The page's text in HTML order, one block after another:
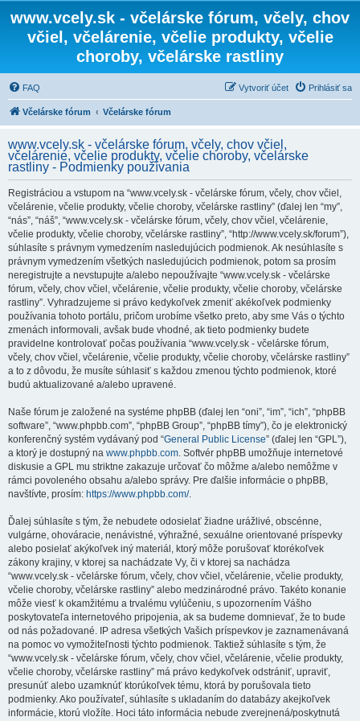
www.vcely.sk - včelárske fórum, včely, chov
včiel, včelárenie, včelie produkty, včelie
choroby, včelárske rastliny
FAQ Prihlásiť sa
Vytvoriť účet
Včelárske fórum Včelárske fórum
www.vcely.sk - včelárske fórum, včely, chov včiel,
včelárenie, včelie produkty, včelie choroby, včelárske
rastliny - Podmienky používania
Registráciou a vstupom na “www.vcely.sk - včelárske fórum, včely, chov včiel,
včelárenie, včelie produkty, včelie choroby, včelárske rastliny” (ďalej len “my”,
“nás”, “náš”, “www.vcely.sk - včelárske fórum, včely, chov včiel, včelárenie,
včelie produkty, včelie choroby, včelárske rastliny”, “http://www.vcely.sk/forum”),
súhlasíte s právnym vymedzením nasledujúcich podmienok. Ak nesúhlasíte s
právnym vymedzením všetkých nasledujúcich podmienok, potom sa prosím
neregistrujte a nevstupujte a/alebo nepoužívajte “www.vcely.sk - včelárske
fórum, včely, chov včiel, včelárenie, včelie produkty, včelie choroby, včelárske
rastliny”. Vyhradzujeme si právo kedykoľvek zmeniť akékoľvek podmienky
používania tohoto portálu, pričom urobíme všetko preto, aby sme Vás o týchto
zmenách informovali, avšak bude vhodné, ak tieto podmienky budete
pravidelne kontrolovať počas používania “www.vcely.sk - včelárske fórum,
včely, chov včiel, včelárenie, včelie produkty, včelie choroby, včelárske rastliny”
a to z dôvodu, že musíte súhlasiť s každou zmenou týchto podmienok, ktoré
budú aktualizované a/alebo upravené.
Naše fórum je založené na systéme phpBB (ďalej len “oni”, “im”, “ich”, “phpBB
software”, “www.phpbb.com”, “phpBB Group”, “phpBB tímy”), čo je elektronický
konferenčný systém vydávaný pod “General Public License” (ďalej len “GPL”),
a ktorý je dostupný na www.phpbb.com. Softvér phpBB umožňuje internetové
diskusie a GPL mu striktne zakazuje určovať čo môžme a/alebo nemôžme v
rámci povoleného obsahu a/alebo správy. Pre ďalšie informácie o phpBB,
navštívte, prosím: https://www.phpbb.com/.
Ďalej súhlasíte s tým, že nebudete odosielať žiadne urážlivé, obscénne,
vulgárne, ohováracie, nenávistné, výhražné, sexuálne orientované príspevky
alebo posielať akýkoľvek iný materiál, ktorý môže porušovať ktorékoľvek
zákony krajiny, v ktorej sa nachádzate Vy, či v ktorej sa nachádza
“www.vcely.sk - včelárske fórum, včely, chov včiel, včelárenie, včelie produkty,
včelie choroby, včelárske rastliny” alebo medzinárodné právo. Takéto konanie
môže viesť k okamžitému a trvalému vylúčeniu, s upozornením Vášho
poskytovateľa internetového pripojenia, ak sa budeme domnievať, že to bude
od nás požadované. IP adresa všetkých Vašich príspevkov je zaznamenávaná
na pomoc vo vymožiteľnosti týchto podmienok. Taktiež súhlasíte s tým, že
“www.vcely.sk - včelárske fórum, včely, chov včiel, včelárenie, včelie produkty,
včelie choroby, včelárske rastliny” má právo kedykoľvek odstrániť, upraviť,
presunúť alebo uzamknúť ktorúkoľvek tému, ktorá by porušovala tieto
podmienky. Ako používateľ, súhlasíte s ukladaním do databázy akejkoľvek
informácie, ktorú vložíte. Hoci táto informácia nebude zverejnená/poskytnutá